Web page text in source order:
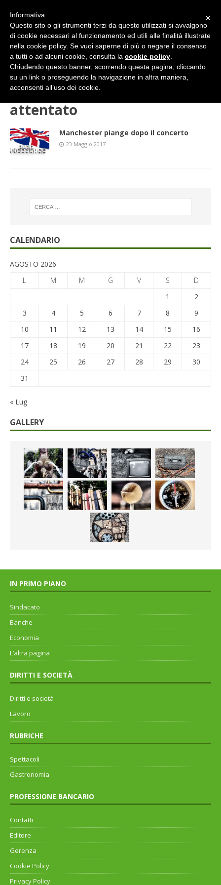
attentato
attentato
Manchester piange dopo il concerto
23 Maggio 2017
CALENDARIO
AGOSTO 2026
L
M M G V S
D
1
2
3
4 5 6 7 8
9
10
11 12 13 14 15
16
17
18 19 20 21 22
23
24
25 26 27 28 29
30
31
« Lug
GALLERY
IN PRIMO PIANO
Sindacato
Banche
Economia
L’altra pagina
DIRITTI E SOCIETÀ
Diritti e società
Lavoro
RUBRICHE
Spettacoli
Gastronomia
PROFESSIONE BANCARIO
Contatti
Editore
Gerenza
Cookie Policy
Privacy Policy
×
Informativa
Questo sito o gli strumenti terzi da questo utilizzati si avvalgono
di cookie necessari al funzionamento ed utili alle finalità illustrate
nella cookie policy. Se vuoi saperne di più o negare il consenso
a tutti o ad alcuni cookie, consulta la cookie policy
Chiudendo questo banner, scorrendo questa pagina, cliccando
su un link o proseguendo la navigazione in altra maniera,
acconsenti all’uso dei cookie.